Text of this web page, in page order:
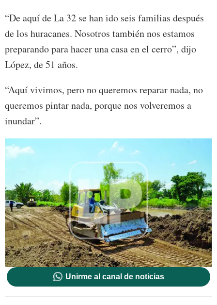
“De aquí de La 32 se han ido seis familias después
de los huracanes. Nosotros también nos estamos
preparando para hacer una casa en el cerro”, dijo
López, de 51 años.
“Aquí vivimos, pero no queremos reparar nada, no
queremos pintar nada, porque nos volveremos a
inundar”.
Unirme al canal de noticias